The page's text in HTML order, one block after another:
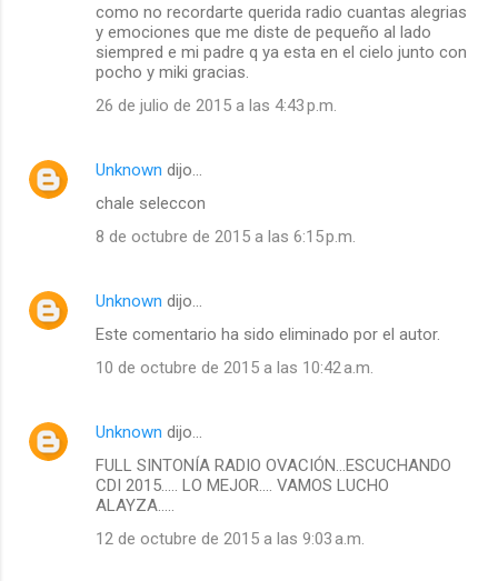
como no recordarte querida radio cuantas alegrias
y emociones que me diste de pequeño al lado
siempred e mi padre q ya esta en el cielo junto con
pocho y miki gracias.
26 de julio de 2015 a las 4:43 p.m.
Unknown dijo…
chale seleccon
8 de octubre de 2015 a las 6:15 p.m.
Unknown dijo…
Este comentario ha sido eliminado por el autor.
10 de octubre de 2015 a las 10:42 a.m.
Unknown dijo…
FULL SINTONÍA RADIO OVACIÓN...ESCUCHANDO
CDI 2015..... LO MEJOR.... VAMOS LUCHO
ALAYZA.....
12 de octubre de 2015 a las 9:03 a.m.